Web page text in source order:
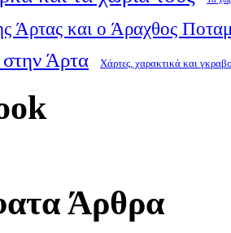
Άρτας και ο Άραχθος
Άρτα Χάρτες, χαρακτικά και
Άρθρα